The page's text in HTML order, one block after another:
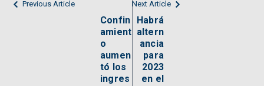
Previous Article
Confin
amient
o
aumen
tó los
ingres
Next Article
Habrá
altern
ancia
para
2023
en el